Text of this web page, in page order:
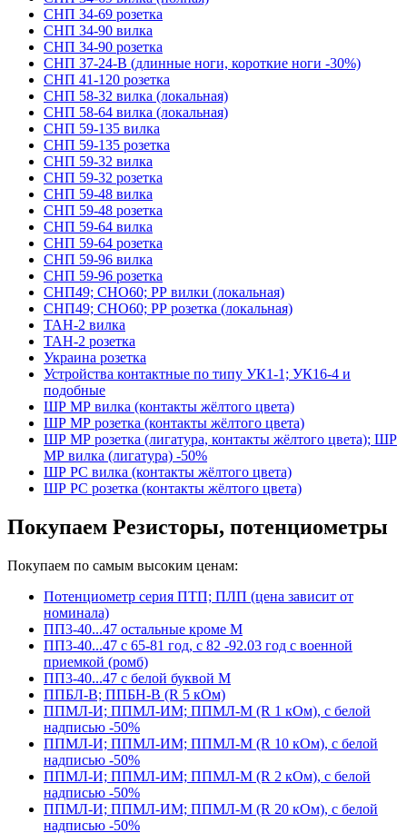
СНП 34-69 розетка
СНП 34-90 вилка
СНП 34-90 розетка
СНП 37-24-В (длинные ноги, короткие ноги -30%)
СНП 41-120 розетка
СНП 58-32 вилка (локальная)
СНП 58-64 вилка (локальная)
СНП 59-135 вилка
СНП 59-135 розетка
СНП 59-32 вилка
СНП 59-32 розетка
СНП 59-48 вилка
СНП 59-48 розетка
СНП 59-64 вилка
СНП 59-64 розетка
СНП 59-96 вилка
СНП 59-96 розетка
СНП49; СНО60; РР вилки (локальная)
СНП49; СНО60; РР розетка (локальная)
ТАН-2 вилка
ТАН-2 розетка
Украина розетка
Устройства контактные по типу УК1-1; УК16-4 и
подобные
ШР МР вилка (контакты жёлтого цвета)
ШР МР розетка (контакты жёлтого цвета)
ШР МР розетка (лигатура, контакты жёлтого цвета); ШР
МР вилка (лигатура) -50%
ШР РС вилка (контакты жёлтого цвета)
ШР РС розетка (контакты жёлтого цвета)
Покупаем Резисторы, потенциометры
Покупаем по самым высоким ценам:
Потенциометр серия ПТП; ПЛП (цена зависит от
номинала)
ПП3-40...47 остальные кроме М
ПП3-40...47 с 65-81 год, с 82 -92.03 год с военной
приемкой (ромб)
ПП3-40...47 с белой буквой М
ППБЛ-В; ППБН-В (R 5 кОм)
ППМЛ-И; ППМЛ-ИМ; ППМЛ-М (R 1 кОм), с белой
надписью -50%
ППМЛ-И; ППМЛ-ИМ; ППМЛ-М (R 10 кОм), с белой
надписью -50%
ППМЛ-И; ППМЛ-ИМ; ППМЛ-М (R 2 кОм), с белой
надписью -50%
ППМЛ-И; ППМЛ-ИМ; ППМЛ-М (R 20 кОм), с белой
надписью -50%